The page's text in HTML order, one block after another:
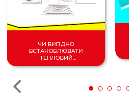
ЧИ ВИГІДНО
ВСТАНОВЛЮВАТИ
ТЕПЛОВИЙ
НАСОС У 2024